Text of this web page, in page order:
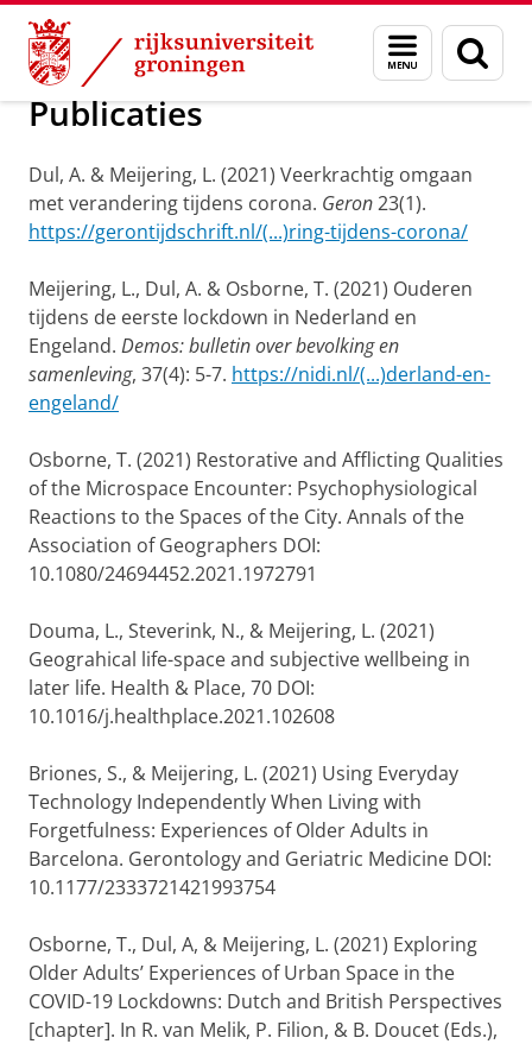
Skip
Content
Skip
Navigation
Menu
en
zoeken
Onderzoek Betekenisvolle Beweging
Publicaties
Dul, A. & Meijering, L. (2021) Veerkrachtig omgaan
met verandering tijdens corona. Geron23(1).
https://gerontijdschrift.nl/(...)ring-tijdens-corona/
Meijering, L., Dul, A. & Osborne, T. (2021) Ouderen
tijdens de eerste lockdown in Nederland en
Engeland. Demos: bulletin over bevolking en
samenleving, 37(4): 5-7. https://nidi.nl/(...)derland-en-
engeland/
Osborne, T. (2021) Restorative and Afflicting Qualities
of the Microspace Encounter: Psychophysiological
Reactions to the Spaces of the City. Annals of the
Association of Geographers DOI:
10.1080/24694452.2021.1972791
Douma, L., Steverink, N., & Meijering, L. (2021)
Geograhical life-space and subjective wellbeing in
later life. Health & Place, 70 DOI:
10.1016/j.healthplace.2021.102608
Briones, S., & Meijering, L. (2021) Using Everyday
Technology Independently When Living with
Forgetfulness: Experiences of Older Adults in
Barcelona. Gerontology and Geriatric Medicine DOI:
10.1177/2333721421993754
Osborne, T., Dul, A, & Meijering, L. (2021) Exploring
Older Adults’ Experiences of Urban Space in the
COVID-19 Lockdowns: Dutch and British Perspectives
[chapter]. In R. van Melik, P. Filion, & B. Doucet (Eds.),